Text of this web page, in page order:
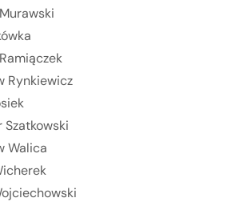
Rynkiewicz
Szatkowski
Walica